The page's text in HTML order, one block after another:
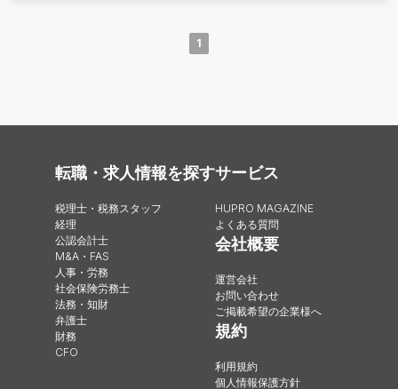
1
転職・求人情報を探す
税理士・税務スタッフ
経理
公認会計士
M&A・FAS
人事・労務
社会保険労務士
法務・知財
弁護士
財務
CFO
サービス
HUPRO MAGAZINE
よくある質問
会社概要
運営会社
お問い合わせ
ご掲載希望の企業様へ
規約
利用規約
個人情報保護方針